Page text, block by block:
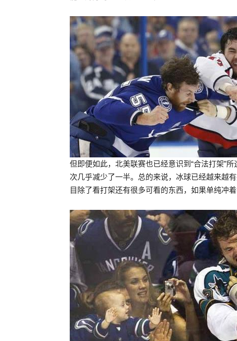
但即便如此，北美联赛也已经意识到“合法打架”
次几乎减少了一半。总的来说，冰球已经越来越
目除了看打架还有很多可看的东西，如果单纯冲